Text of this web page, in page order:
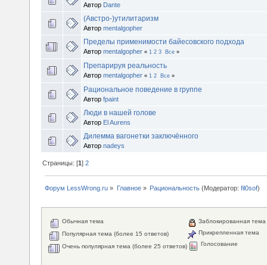
Автор Dante
(Австро-)утилитаризм
Автор mentalgopher
Пределы применимости байесовского подхода
Автор mentalgopher « 1 2 3 Все »
Препарируя реальность
Автор mentalgopher « 1 2 Все »
Рациональное поведение в группе
Автор fpaint
Люди в нашей голове
Автор El Aurens
Дилемма вагонетки заключённого
Автор nadeys
Страницы: [1]2
Форум LessWrong.ru » Главное» Рациональность(Модератор: fil0sof)
Обычная тема
Популярная тема (более 15 ответов)
Очень популярная тема (более 25 ответов)
Заблокированная тема
Прикрепленная тема
Голосование